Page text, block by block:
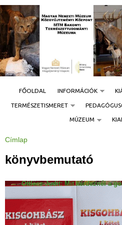
Jump to
FŐOLDAL INFORMÁCIÓK
TERMÉSZETISMERET
MÚZEUM
J
l
e
e
g
h
e
l
y
Címlap
könyvbemutató
Ottlecz Judit: Mit kérdeznél a